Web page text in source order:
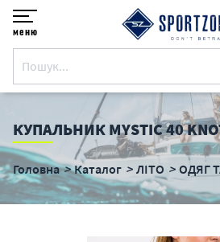
меню
КУПАЛЬНИК MYSTIC 40
Головна Каталог ЛІТО ОДЯГ